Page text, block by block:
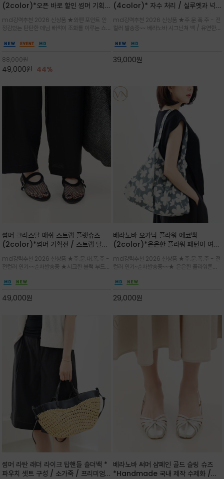
(2color)*오픈 바로 할인 썸머 기획
말 모임룩, 여행룩까지 ~
md강력추천 2026 신상품 ★와펜 포인트 안
정감있는 탄탄한 데님 배색이 조화를 이루는 쇼
클래식한 네이비·아이보리 스트라이프와 산뜻한
88,000원
49,000원 44%
(4color)* 자수 처리 / 실루엣과 넉넉
셜 숄더백
md강력추천 2026 신상품 ★주.문.폭.주 - 전
컬러 발송중~~ 베라노바 시그닌쳐 백 / 유연한
설계로 어깨의 피로도를 낮춰 편안한 착용/가볍
리 숄더백
39,000원
썸머 크리스탈 매쉬 스트랩 플랫슈즈
(2color)*썸머 기획전 / 스트랩 탈착
세한 메쉬 짜임 위로 은은하게 반짝이는
크리스탈 디테일을 더한 플랫슈즈
md강력추천 2026 신상품 ★주.문.대.폭.주 -
전컬러 인기~~순차발송중 ★시크한 블랙 부드러
하게 좋으며 가볍고 시원해 데일리 만능 아이템 /
49,000원
베라노바 오가닉 플라워 에코백
(2color)*은은한 플라워 패턴이 여름
코백
md강력추천 2026 신상품 ★주.문.폭.주 - 전
컬러 인기~순차발송중~~★ 은은한 플라워톤이
고급스럽게 내추럴한 감성의 천연 오가닉 코튼소
해져 완성
29,000원
썸머 라탄 래더 라이크 탑핸들 숄더백 *
파우치 셋트 구성 / 소가죽 / 프리미엄
베라노바 써머 샴페인 골드 슬링 슈즈
*Handmade 국내 제작 수제화 /은